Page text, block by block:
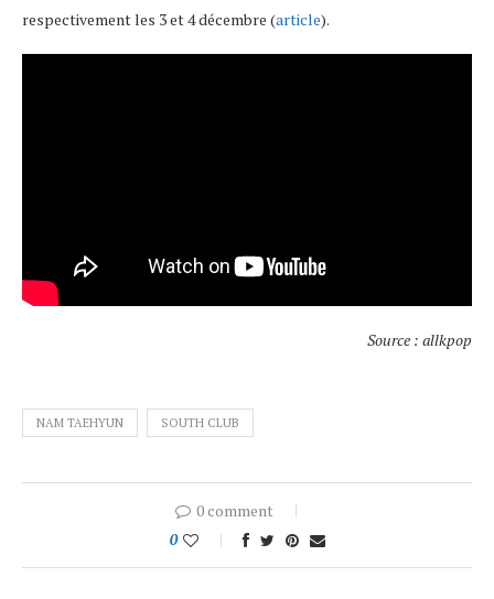
respectivement les 3 et 4 décembre (article).
Source : allkpop
NAM TAEHYUN SOUTH CLUB
0 comment
0